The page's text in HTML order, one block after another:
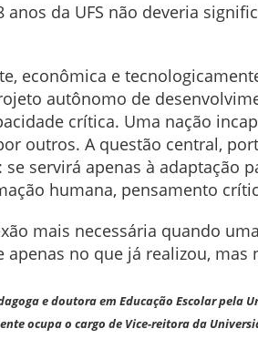
anos da UFS não deveria
econômica e
autônomo de
crítica. Uma nação
outros. A questão central,
se servirá apenas à adaptação
humana, pensamento
mais necessária quando
no que já realizou,
e doutora em Educação Escolar pela
ocupa o cargo de Vice-reitora da